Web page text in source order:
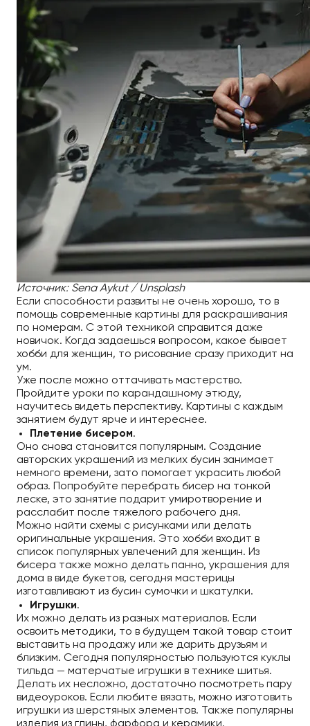
Источник: Sena Aykut / Unsplash
Если способности развиты не очень хорошо, то в
помощь современные картины для раскрашивания
по номерам. С этой техникой справится даже
новичок. Когда задаешься вопросом, какое бывает
хобби для женщин, то рисование сразу приходит на
ум.
Уже после можно оттачивать мастерство.
Пройдите уроки по карандашному этюду,
научитесь видеть перспективу. Картины с каждым
занятием будут ярче и интереснее.
Плетение бисером.
Оно снова становится популярным. Создание
авторских украшений из мелких бусин занимает
немного времени, зато помогает украсить любой
образ. Попробуйте перебрать бисер на тонкой
леске, это занятие подарит умиротворение и
расслабит после тяжелого рабочего дня.
Можно найти схемы с рисунками или делать
оригинальные украшения. Это хобби входит в
список популярных увлечений для женщин. Из
бисера также можно делать панно, украшения для
дома в виде букетов, сегодня мастерицы
изготавливают из бусин сумочки и шкатулки.
Игрушки.
Их можно делать из разных материалов. Если
освоить методики, то в будущем такой товар стоит
выставить на продажу или же дарить друзьям и
близким. Сегодня популярностью пользуются куклы
тильда — матерчатые игрушки в технике шитья.
Делать их несложно, достаточно посмотреть пару
видеоуроков. Если любите вязать, можно изготовить
игрушки из шерстяных элементов. Также популярны